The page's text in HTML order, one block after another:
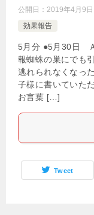
公開日： 2019年4月9日
効果報告
5月分 ●5月30
報蜘蛛の巣にでも
逃れられなくなっ
子様に書いていた
お言葉 […]
Tweet